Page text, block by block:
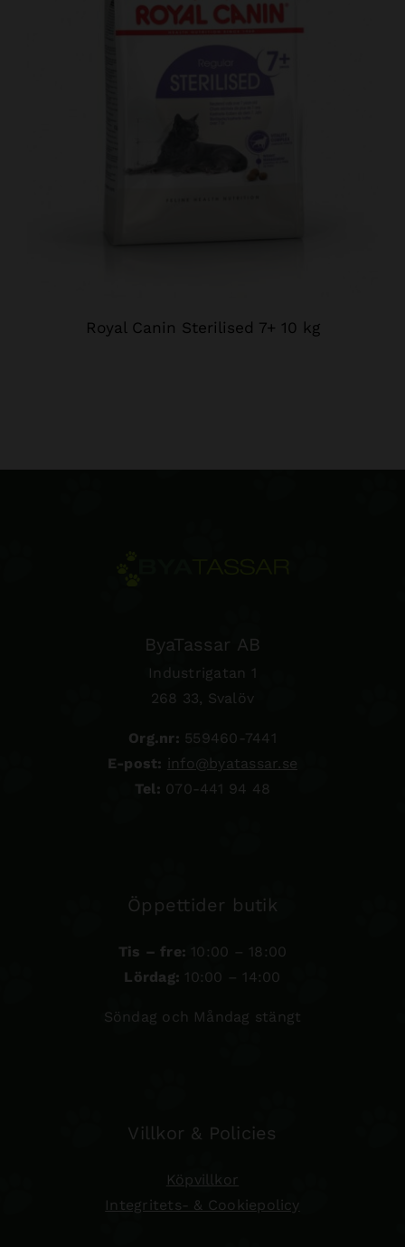
Royal Canin Sterilised 7+ 10 kg
ByaTassar AB
Industrigatan 1
268 33, Svalöv
Org.nr: 559460-7441
E-post: info@byatassar.se
Tel: 070-441 94 48
Öppettider butik
Tis – fre: 10:00 – 18:00
Lördag: 10:00 – 14:00
Söndag och Måndag stängt
Villkor & Policies
Köpvillkor
Integritets- & Cookiepolicy